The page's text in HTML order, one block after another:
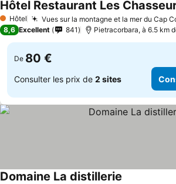
1 Étoiles
Hôtel Vues sur la montagne et la mer du Cap
Hôtel Restaurant Les
8,6 Excellent 841 Pietracorbara, à 6.5 km
De 80 €
Consulter les prix de 2 sites
Domaine La distillerie